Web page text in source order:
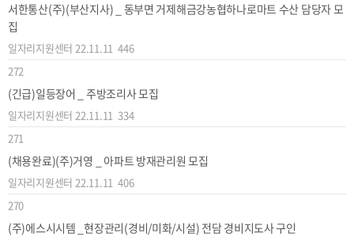
서한통산(주)(부산지사) _ 동부면 거제해금강농협하나로마트 수산 담당자 모
집
일자리지원센터 22.11.11 446
272
(긴급)일등장어 _ 주방조리사 모집
일자리지원센터 22.11.11 334
271
(채용완료)(주)거영 _ 아파트 방재관리원 모집
일자리지원센터 22.11.11 406
270
(주)에스시시템 _현장관리(경비/미화/시설) 전담 경비지도사 구인